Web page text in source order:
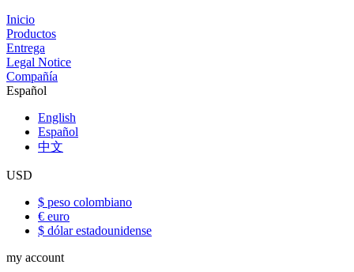
Inicio
Productos
Entrega
Legal Notice
Compañía
Español
English
Español
中文
USD
$ peso colombiano
€ euro
$ dólar estadounidense
my account